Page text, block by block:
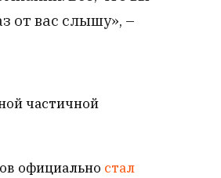
от вас слышу», –
частичной
официально стал